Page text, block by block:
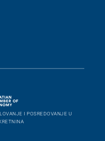
I POSREDOVANJE U